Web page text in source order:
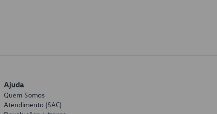
Ajuda
Quem Somos
Atendimento (SAC)